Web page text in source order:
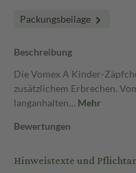
Packungsbeilage
Beschreibung
Die Vomex A Kinder-
zusätzlichem Erbrechen.
langanhalten… Mehr
Bewertungen
Hinweistexte und